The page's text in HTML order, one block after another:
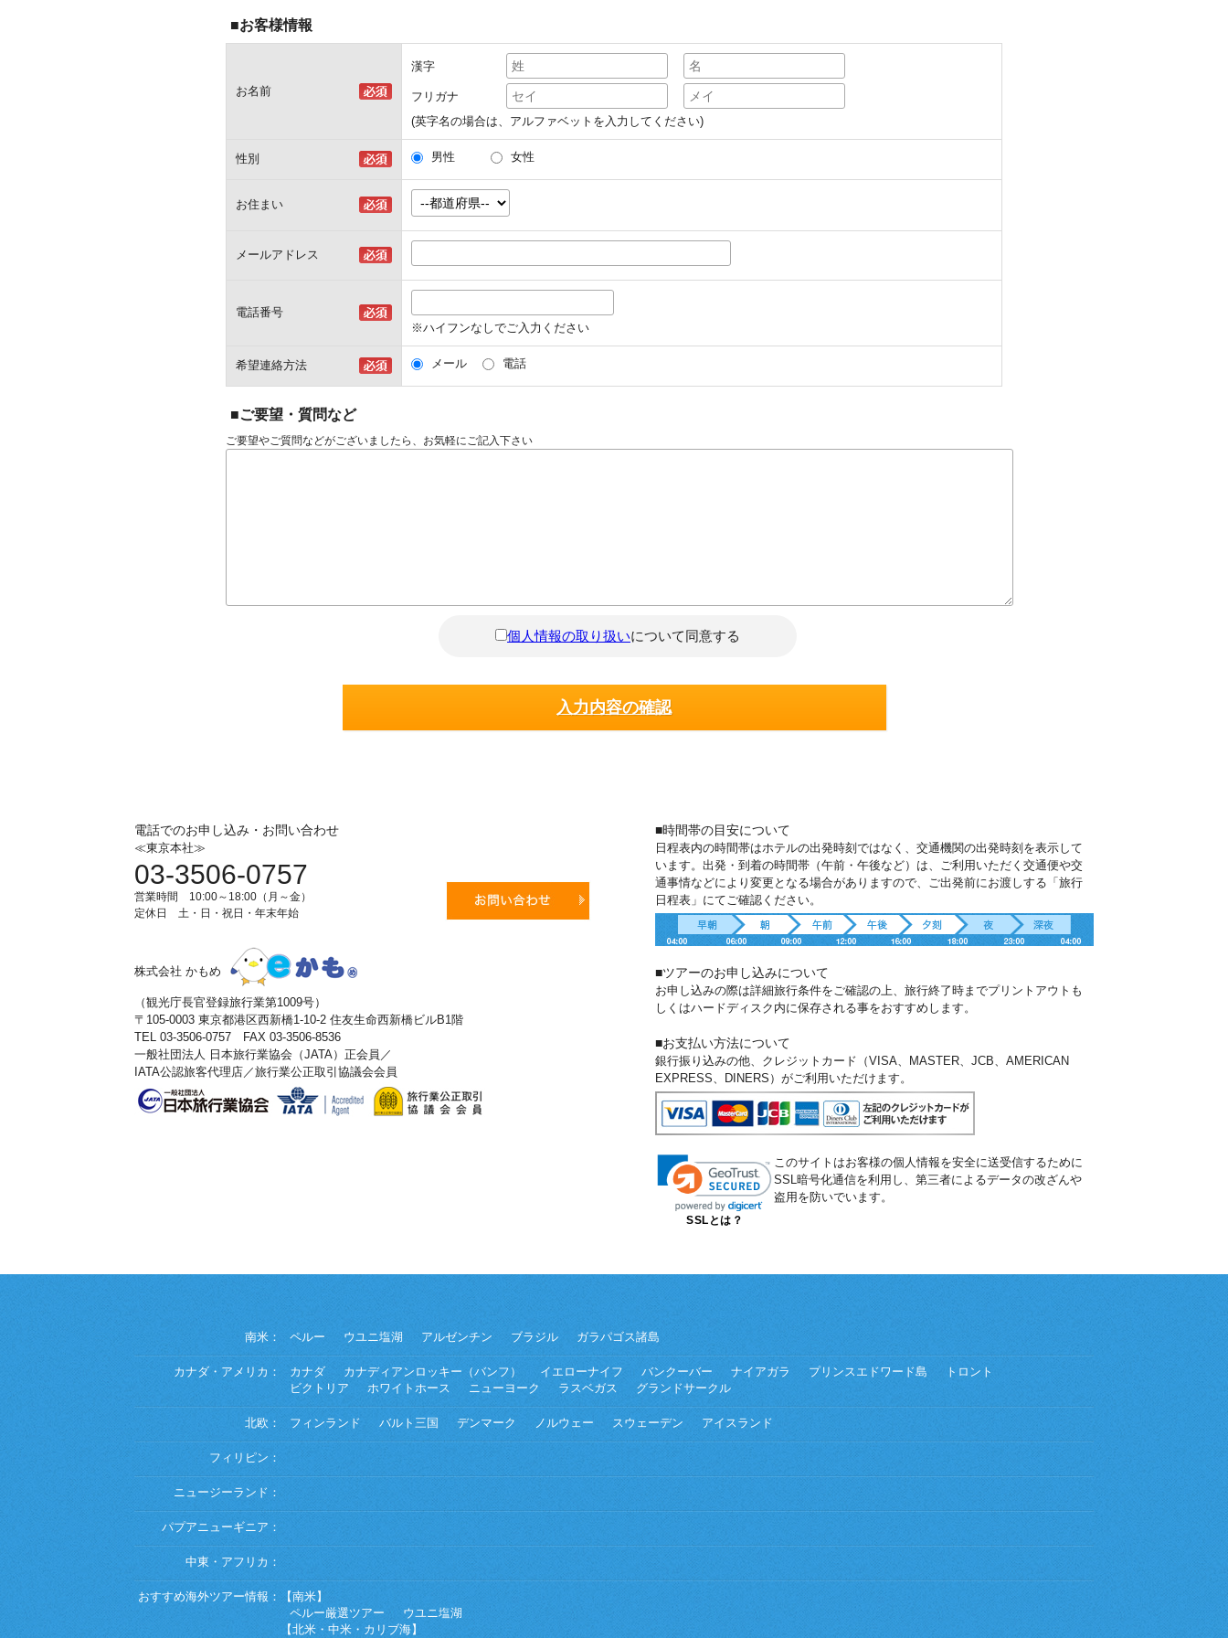
■お客様情報
お名前
漢字
フリガナ
(英字名の場合は、アルファベットを入力してください)
性別 男性 女性
お住まい
メールアドレス
電話番号
※ハイフンなしでご入力ください
希望連絡方法 メール 電話
■ご要望・質問など
ご要望やご質問などがございましたら、お気軽にご記入下さい
個人情報の取り扱いについて同意する
電話でのお申し込み・お問い合わせ
≪東京本社≫
03-3506-0757
営業時間 10:00～18:00（月～金）
定休日 土・日・祝日・年末年始
株式会社 かもめ
（観光庁長官登録旅行業第1009号）
〒105-0003 東京都港区西新橋1-10-2 住友生命西新橋ビルB1階
TEL 03-3506-0757 FAX 03-3506-8536
一般社団法人 日本旅行業協会（JATA）正会員／
IATA公認旅客代理店／旅行業公正取引協議会会員
■時間帯の目安について
日程表内の時間帯はホテルの出発時刻ではなく、交通機関の出発時刻を表示して
います。出発・到着の時間帯（午前・午後など）は、ご利用いただく交通便や交
通事情などにより変更となる場合がありますので、ご出発前にお渡しする「旅行
日程表」にてご確認ください。
■ツアーのお申し込みについて
お申し込みの際は詳細旅行条件をご確認の上、旅行終了時までプリントアウトも
しくはハードディスク内に保存される事をおすすめします。
■お支払い方法について
銀行振り込みの他、クレジットカード（VISA、MASTER、JCB、AMERICAN
EXPRESS、DINERS）がご利用いただけます。
SSLとは？
このサイトはお客様の個人情報を安全に送受信するために
SSL暗号化通信を利用し、第三者によるデータの改ざんや
盗用を防いでいます。
南米： ペルー ウユニ塩湖 アルゼンチン ブラジル ガラパゴス諸島
カナダ・アメリカ： カナダ カナディアンロッキー（バンフ） イエローナイフ バンクーバー ナイアガラ プリンスエドワード島
トロント
ビクトリア
ホワイトホース ニューヨーク ラスベガス グランドサークル
北欧： フィンランド バルト三国 デンマーク ノルウェー スウェーデン アイスランド
フィリピン：
ニュージーランド：
パプアニューギニア：
中東・アフリカ：
おすすめ海外ツアー情報：
【南米】
ペルー厳選ツアー
ウユニ塩湖
【北米・中米・カリブ海】